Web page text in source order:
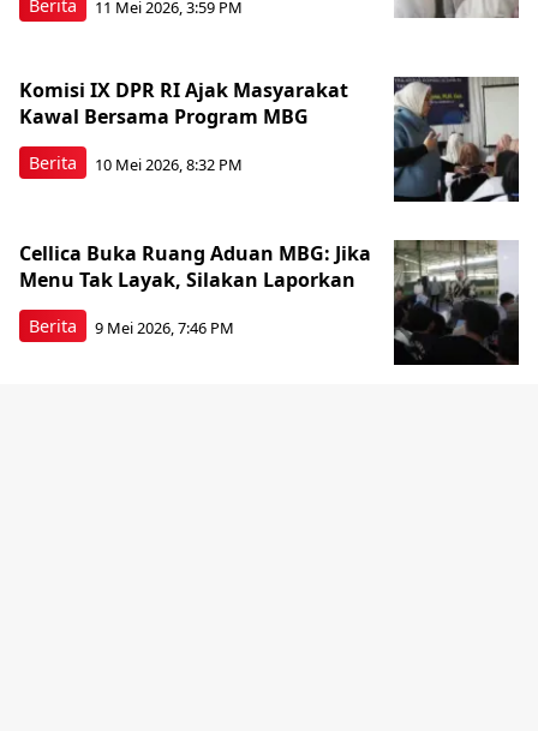
Berita 11 Mei 2026, 3:59 PM
Berita
Komisi IX DPR RI Ajak Masyarakat
Kawal Bersama Program MBG
10 Mei 2026, 8:32 PM
Berita
Cellica Buka Ruang Aduan MBG: Jika
Menu Tak Layak, Silakan Laporkan
9 Mei 2026, 7:46 PM